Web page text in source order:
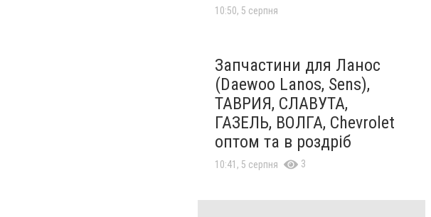
10:50, 5 серпня
Запчастини для Ланос
(Daewoo Lanos, Sens),
ТАВРИЯ, СЛАВУТА,
ГАЗЕЛЬ, ВОЛГА, Chevrolet
оптом та в роздріб
10:41, 5 серпня 3